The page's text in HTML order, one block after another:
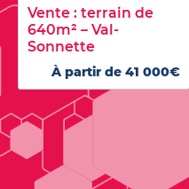
Vente : terrain de
640m² – Val-
Sonnette
À partir de 41 000€